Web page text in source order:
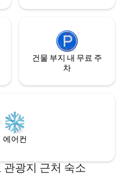
건물 부지 내 무료 주
차
에어컨
관광지 근처 숙소